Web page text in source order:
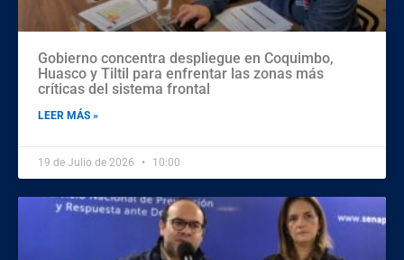
Gobierno concentra despliegue en Coquimbo,
Huasco y Tiltil para enfrentar las zonas más
críticas del sistema frontal
LEER MÁS »
19 de Julio de 2026 10:00